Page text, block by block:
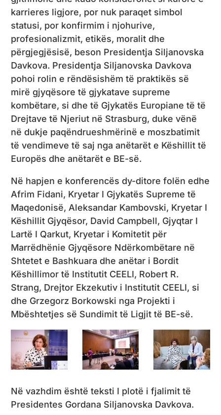
karrieres ligjore, por nuk paraqet simbol
statusi, por konfirmim i njohurive,
profesionalizmit, etikës, moralit dhe
përgjegjësisë, beson Presidentja Siljanovska
Davkova. Presidentja Siljanovska Davkova
pohoi rolin e rëndësishëm të praktikës së
mirë gjyqësore të gjykatave supreme
kombëtare, si dhe të Gjykatës Europiane të të
Drejtave të Njeriut në Strasburg, duke vënë
në dukje paqëndrueshmërinë e moszbatimit
të vendimeve të saj nga anëtarët e Këshillit të
Europës dhe anëtarët e BE-së.
Në hapjen e konferencës dy-ditore folën edhe
Afrim Fidani, Kryetar I Gjykatës Supreme të
Maqedonisë, Aleksandar Kambovski, Kryetar I
Këshillit Gjyqësor, David Campbell, Gjyqtar I
Lartë I Qarkut, Kryetar i Komitetit për
Marrëdhënie Gjyqësore Ndërkombëtare në
Shtetet e Bashkuara dhe anëtar i Bordit
Këshillimor të Institutit CEELI, Robert R.
Strang, Drejtor Ekzekutiv i Institutit CEELI, si
dhe Grzegorz Borkowski nga Projekti i
Mbështetjes së Sundimit të Ligjit të BE-së.
Në vazhdim është teksti I plotë i fjalimit të
Presidentes Gordana Siljanovska Davkova.